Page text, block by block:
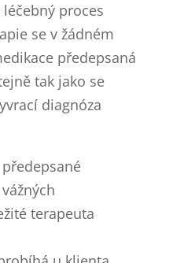
proces
se v žádném
předepsaná
tak jako se
diagnóza
terapeuta